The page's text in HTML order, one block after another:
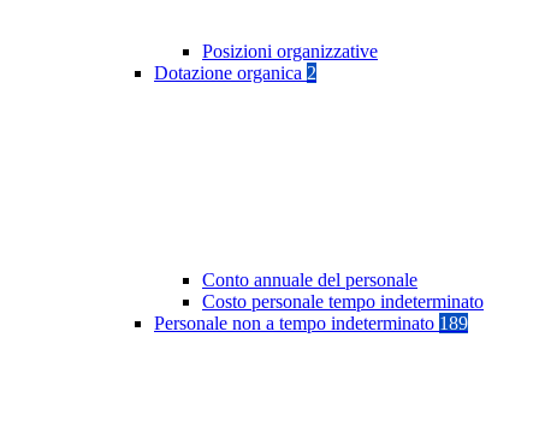
Posizioni organizzative
Dotazione organica 2
Conto annuale del personale
Costo personale tempo indeterminato
Personale non a tempo indeterminato 189